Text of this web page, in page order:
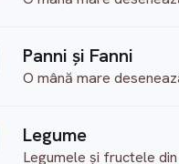
Panni şi Fanni
O mână mare
Legume
Legumele şi fructele